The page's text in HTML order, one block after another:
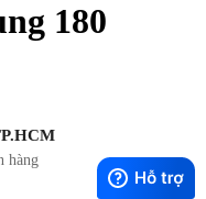
180
hàng